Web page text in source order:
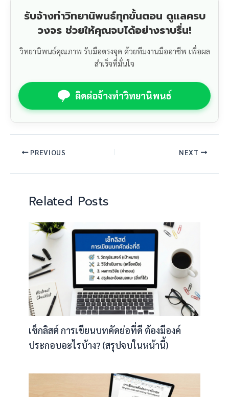
รับจ้างทำวิทยานิพนธ์ทุกขั้นตอน ดูแลครบ
วงจร ช่วยให้คุณจบได้อย่างราบรื่น!
วิทยานิพนธ์คุณภาพ รับมือตรงจุด ด้วยทีมงานมืออาชีพ เพื่อผล
สำเร็จที่มั่นใจ
ติดต่อจ้างทำวิทยานิพนธ์
PREVIOUS NEXT
Related Posts
เช็กลิสต์ การเขียนบทคัดย่อที่ดี ต้องมีองค์
ประกอบอะไรบ้าง? (สรุปจบในหน้านี้)